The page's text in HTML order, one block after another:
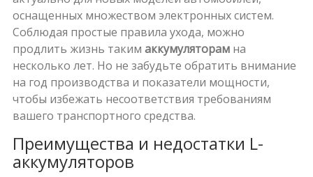
оснащенных множеством электронных систем.
Соблюдая простые правила ухода, можно
продлить жизнь таким аккумуляторамна
несколько лет. Но не забудьте обратить внимание
на год производства и показатели мощности,
чтобы избежать несоответствия требованиям
вашего транспортного средства.
Преимущества и недостатки L-
аккумуляторов